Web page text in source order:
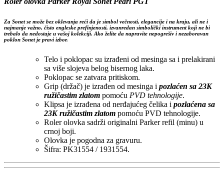
Za Sonet se može bez oklevanja reći da je simbol večnosti, elegancije i na kraju, ali ne i
najmanje važno, čisto engleske prefinjenosti, izvanredan simbolički instrument koji ne bi
trebalo da nedostaje u vašoj kolekciji. Ako želite da napravite nepogrešiv i nezaboravan
poklon Sonet je pravi izbor.
Telo i poklopac su izrađeni od mesinga sa i prelakirani
sa više slojeva belog bisernog laka.
Poklopac se zatvara pritiskom.
Grip (držač) je izrađen od mesinga i pozlaćen sa 23K
ružičastim zlatom pomoću PVD tehnologije.
Klipsa je izrađena od nerđajućeg čelika i pozlaćena sa
23K ružičastim zlatom pomoću PVD tehnologije.
Roler olovka sadrži originalni Parker refil (minu) u
crnoj boji.
Olovka je pogodna za gravuru.
Šifra: PK31554 / 1931554.